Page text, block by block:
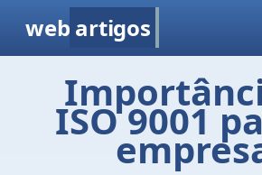
web artigos
ISO 9001